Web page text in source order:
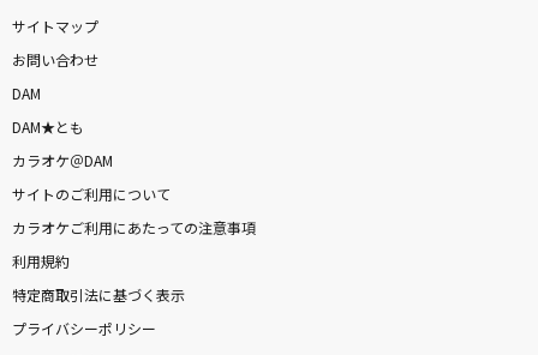
サイトマップ
お問い合わせ
DAM
DAM★とも
カラオケ＠DAM
サイトのご利用について
カラオケご利用にあたっての注意事項
利用規約
特定商取引法に基づく表示
プライバシーポリシー